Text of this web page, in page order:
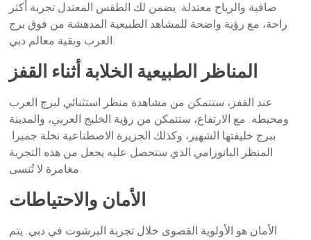
صافية والرياح معتدلة. يضمن لك الطقس المعتدل تجربة أكثر
راحة، مع رؤية واضحة للمشاهد الطبيعية المدهشة من فوق برج
العرب وبقية معالم دبي.
المناظر الطبيعية الخلابة أثناء القفز
عند القفز، ستتمكن من مشاهدة منظر استثنائي لبرج العرب
ومحيطه. مع الارتفاع، ستتمكن من رؤية الخليج العربي، والمدينة
ببرج خليفتها الشهير، وكذلك الجزيرة الاصطناعية نخلة جميرا.
المنظر البانورامي الذي ستحصل عليه يجعل من هذه التجربة
مغامرة لا تُنسى.
الأمان والاحتياطات
الأمان هو الأولوية القصوى خلال تجربة البرشوت في دبي. يتم